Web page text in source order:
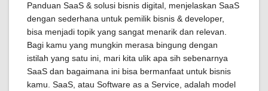
Panduan SaaS & solusi bisnis digital, menjelaskan SaaS
dengan sederhana untuk pemilik bisnis & developer,
bisa menjadi topik yang sangat menarik dan relevan.
Bagi kamu yang mungkin merasa bingung dengan
istilah yang satu ini, mari kita ulik apa sih sebenarnya
SaaS dan bagaimana ini bisa bermanfaat untuk bisnis
kamu. SaaS, atau Software as a Service, adalah model